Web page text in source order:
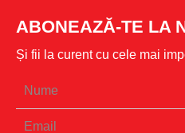
ABONEAZĂ-TE LA
Și fii la curent cu cele mai